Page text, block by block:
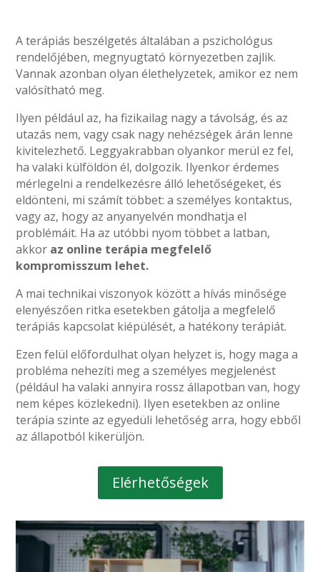
A terápiás beszélgetés általában a pszichológus
rendelőjében, megnyugtató környezetben zajlik.
Vannak azonban olyan élethelyzetek, amikor ez nem
valósítható meg.
Ilyen például az, ha fizikailag nagy a távolság, és az
utazás nem, vagy csak nagy nehézségek árán lenne
kivitelezhető. Leggyakrabban olyankor merül ez fel,
ha valaki külföldön él, dolgozik. Ilyenkor érdemes
mérlegelni a rendelkezésre álló lehetőségeket, és
eldönteni, mi számít többet: a személyes kontaktus,
vagy az, hogy az anyanyelvén mondhatja el
problémáit. Ha az utóbbi nyom többet a latban,
akkor az online terápia megfelelő
kompromisszum lehet.
A mai technikai viszonyok között a hívás minősége
elenyészően ritka esetekben gátolja a megfelelő
terápiás kapcsolat kiépülését, a hatékony terápiát.
Ezen felül előfordulhat olyan helyzet is, hogy maga a
probléma nehezíti meg a személyes megjelenést
(például ha valaki annyira rossz állapotban van, hogy
nem képes közlekedni). Ilyen esetekben az online
terápia szinte az egyedüli lehetőség arra, hogy ebből
az állapotból kikerüljön.
Elérhetőségek